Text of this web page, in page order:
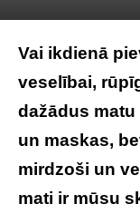
Vai ikdienā
veselībai,
dažādus
un maskas,
mirdzoši un
mati ir mūsu